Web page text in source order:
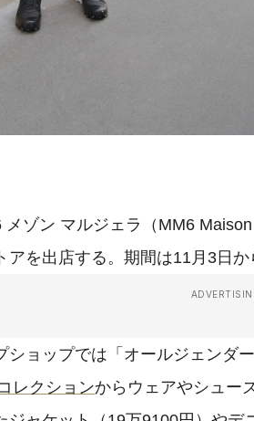
ゾン マルジェラ（MM6
アを出店する。期間は11月3日か
ョップでは「オールジェンダ
レクションからウェアやシュー